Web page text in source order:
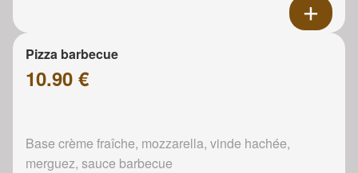
Pizza barbecue
10.90 €
Base crème fraîche, mozzarella, vinde hachée,
merguez, sauce barbecue